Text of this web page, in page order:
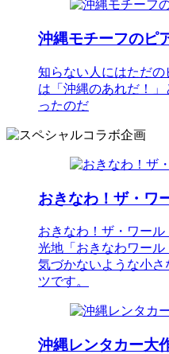
沖縄モチーフのピ
知らない人にはただ
は「沖縄のあれだ！
ったのだ
おきなわ！ザ・ワ
おきなわ！ザ・ワー
光地「おきなわワー
気づかないような小
ツです。
沖縄レンタカー大